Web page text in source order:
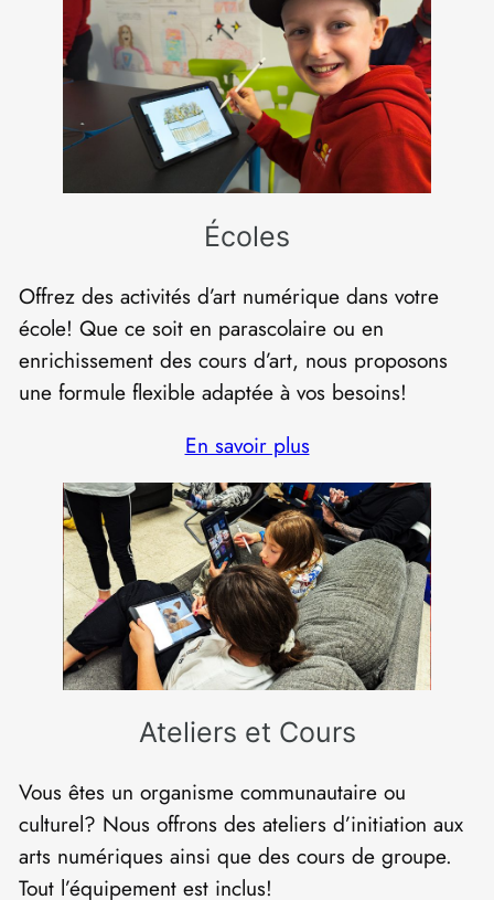
Écoles
Offrez des activités d’art numérique dans votre
école! Que ce soit en parascolaire ou en
enrichissement des cours d’art, nous proposons
une formule flexible adaptée à vos besoins!
En savoir plus
Ateliers et Cours
Vous êtes un organisme communautaire ou
culturel? Nous offrons des ateliers d’initiation aux
arts numériques ainsi que des cours de groupe.
Tout l’équipement est inclus!